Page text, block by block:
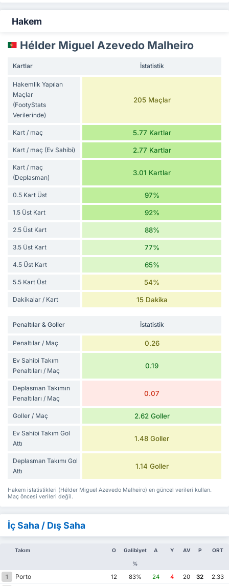
Hakem
Hélder Miguel Azevedo Malheiro
Kartlar İstatistik
Hakemlik Yapılan
Maçlar
(FootyStats
Verilerinde)
205 Maçlar
Kart / maç 5.77 Kartlar
Kart / maç (Ev Sahibi) 2.77 Kartlar
Kart / maç
(Deplasman)
3.01 Kartlar
0.5 Kart Üst 97%
1.5 Üst Kart 92%
2.5 Üst Kart 88%
3.5 Üst Kart 77%
4.5 Üst Kart 65%
5.5 Kart Üst 54%
Dakikalar / Kart 15 Dakika
Penaltılar & Goller İstatistik
Penaltılar / Maç 0.26
Ev Sahibi Takım
Penaltıları / Maç
0.19
Deplasman Takımın
Penaltıları / Maç
0.07
Goller / Maç 2.62 Goller
Ev Sahibi Takım Gol
Attı
1.48 Goller
Deplasman Takımı Gol
Attı
1.14 Goller
Hakem istatistikleri (Hélder Miguel Azevedo Malheiro) en güncel verileri kullan.
Maç öncesi verileri değil.
İç Saha / Dış Saha
Takım O Galibiyet
%
A Y AV P ORT
1 Porto 12 83% 24 4 20 32
2.33